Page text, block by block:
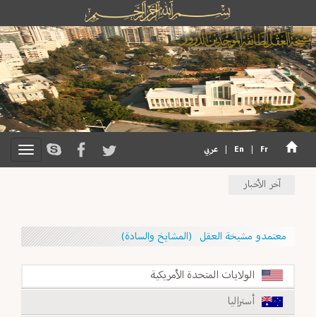
En Fr عربي
آخر الأخبار
معتمدو مشيخة العقل (المشايخ والسادة)
الولايات المتحدة الأمريكية
أستراليا